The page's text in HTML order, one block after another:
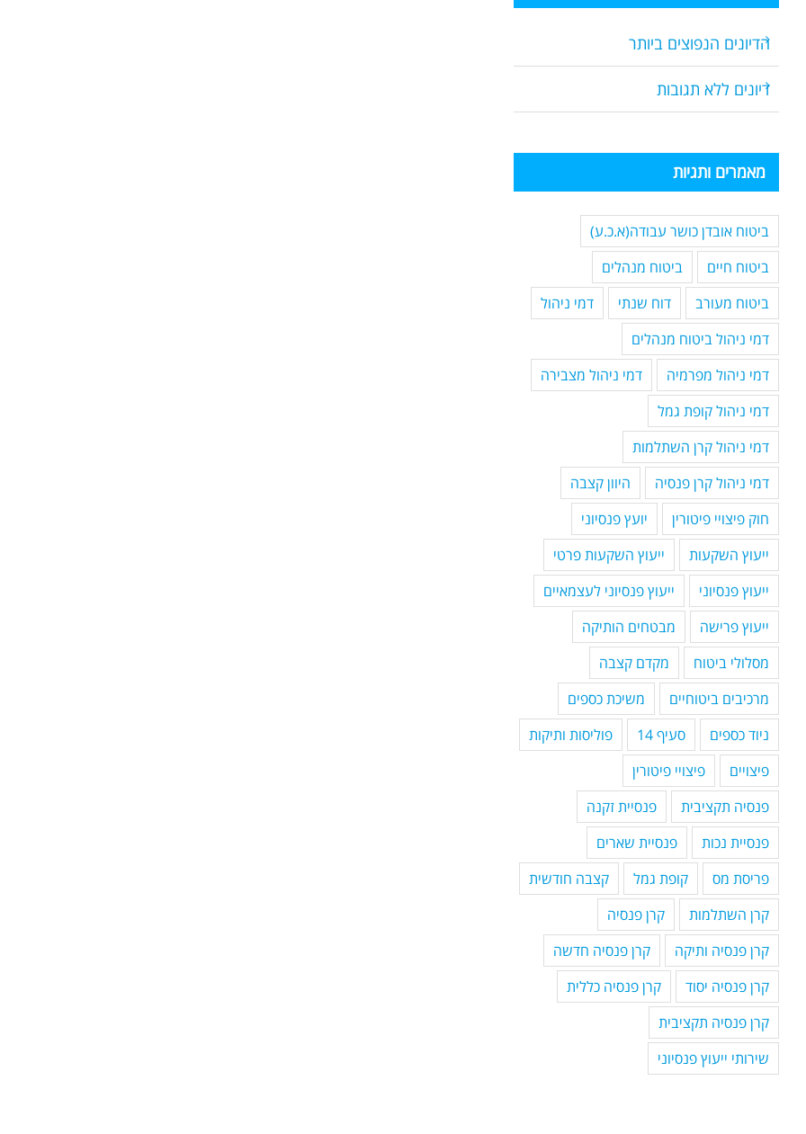
הדיונים הנפוצים ביותר
דיונים ללא תגובות
מאמרים ותגיות
ביטוח אובדן כושר עבודה(א.כ.ע)
ביטוח חיים
ביטוח מנהלים
ביטוח מעורב
דוח שנתי
דמי ניהול
דמי ניהול ביטוח מנהלים
דמי ניהול מפרמיה
דמי ניהול מצבירה
דמי ניהול קופת גמל
דמי ניהול קרן השתלמות
דמי ניהול קרן פנסיה
היוון קצבה
חוק פיצויי פיטורין
יועץ פנסיוני
ייעוץ השקעות
ייעוץ השקעות פרטי
ייעוץ פנסיוני
ייעוץ פנסיוני לעצמאיים
ייעוץ פרישה
מבטחים הותיקה
מסלולי ביטוח
מקדם קצבה
מרכיבים ביטוחיים
משיכת כספים
ניוד כספים
סעיף 14
פוליסות ותיקות
פיצויים
פיצויי פיטורין
פנסיה תקציבית
פנסיית זקנה
פנסיית נכות
פנסיית שארים
פריסת מס
קופת גמל
קצבה חודשית
קרן השתלמות
קרן פנסיה
קרן פנסיה ותיקה
קרן פנסיה חדשה
קרן פנסיה יסוד
קרן פנסיה כללית
קרן פנסיה תקציבית
שירותי ייעוץ פנסיוני